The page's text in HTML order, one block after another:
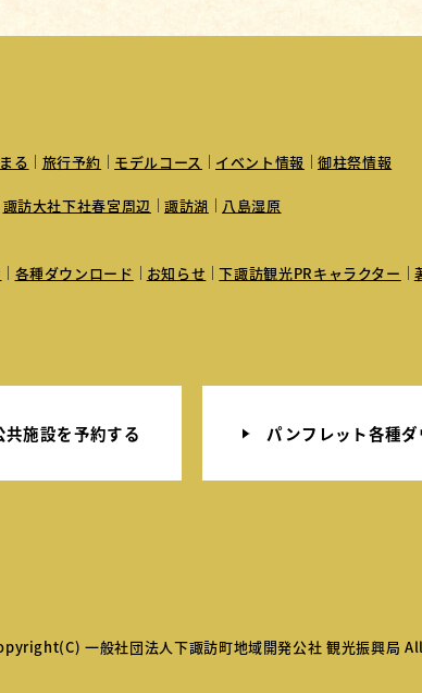
る 旅行予約 モデルコース イベント情報 御柱祭情報
諏訪大社下社春宮周辺 諏訪湖 八島湿原
各種ダウンロード お知らせ 下諏訪観光PRキャラクター
施設を予約する パンフレット各種
一般社団法人下諏訪町地域開発公社 観光振興局